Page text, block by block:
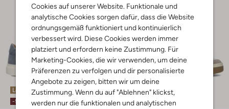
Cookies auf unserer Website. Funktionale und
analytische Cookies sorgen dafür, dass die Website
ordnungsgemäß funktioniert und kontinuierlich
verbessert wird. Diese Cookies werden immer
platziert und erfordern keine Zustimmung. Für
Marketing-Cookies, die wir verwenden, um deine
Präferenzen zu verfolgen und dir personalisierte
Angebote zu zeigen, bitten wir um deine
Zustimmung. Wenn du auf "Ablehnen" klickst,
werden nur die funktionalen und analytischen
Letzte Größen
-50%
Letzte Größen
-50%